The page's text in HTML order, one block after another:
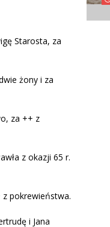
Starosta, za
żony i za
za ++ z
z okazji 65 r.
pokrewieństwa.
i Jana